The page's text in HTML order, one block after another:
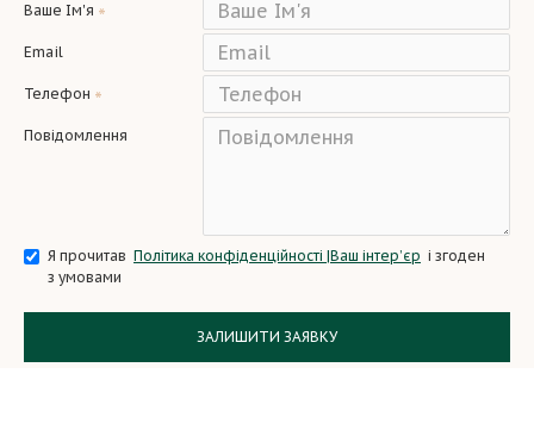
Ваше Ім'я
Email
Телефон
Повідомлення
Я прочитав Політика конфіденційності |Ваш інтер’єр і згоден
з умовами
ЗАЛИШИТИ ЗАЯВКУ